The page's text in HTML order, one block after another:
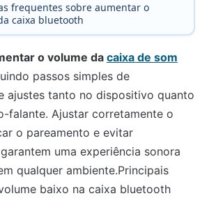
frequentes sobre aumentar o
caixa bluetooth
o volume dacaixa de som
passos simples de
ajustes tanto no dispositivo quanto
falante. Ajustar corretamente o
o pareamento e evitar
uma experiência sonora
qualquer ambiente.Principais
baixo na caixa bluetooth